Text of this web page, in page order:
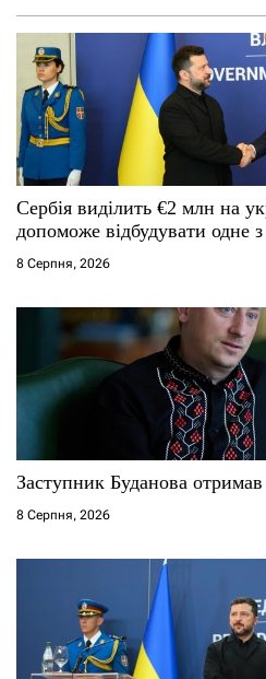
з
п
и
с
і
в
Сербія виділить €2 млн на
допоможе відбудувати одне з
8 Серпня, 2026
Заступник Буданова
8 Серпня, 2026